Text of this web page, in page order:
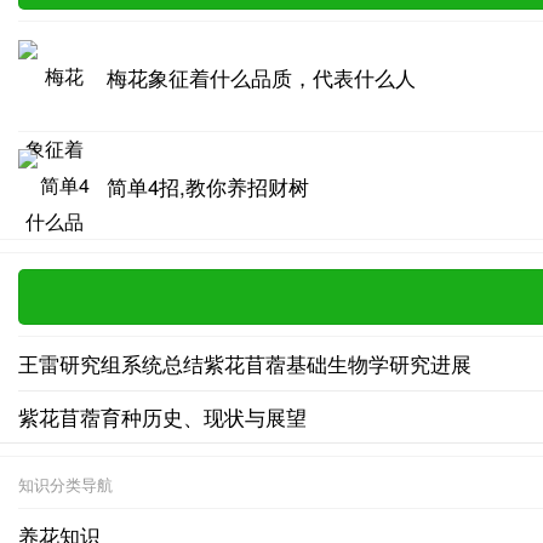
梅花象征着什么品质，代表什么人
简单4招,教你养招财树
王雷研究组系统总结紫花苜蓿基础生物学研究进展
紫花苜蓿育种历史、现状与展望
知识分类导航
养花知识